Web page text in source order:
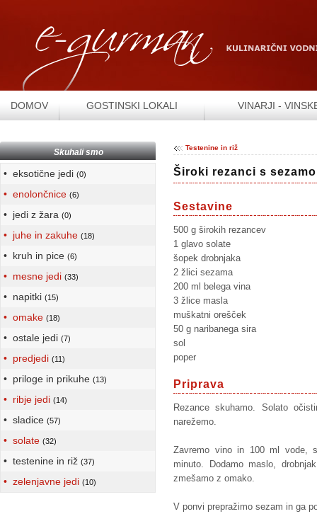
DOMOV GOSTINSKI LOKALI VINARJI -
Skuhali smo
• eksotične jedi (0)
• enolončnice (6)
• jedi z žara (0)
• juhe in zakuhe (18)
• kruh in pice (6)
• mesne jedi (33)
• napitki (15)
• omake (18)
• ostale jedi (7)
• predjedi (11)
• priloge in prikuhe (13)
• ribje jedi (14)
• sladice (57)
• solate (32)
• testenine in riž (37)
• zelenjavne jedi (10)
Testenine in riž
Široki rezanci s
Sestavine
500 g širokih rezancev
1 glavo solate
šopek drobnjaka
2 žlici sezama
200 ml belega vina
3 žlice masla
muškatni orešček
50 g naribanega sira
sol
poper
Priprava
Rezance skuhamo. Solato
narežemo.
Zavremo vino in 100 ml vode,
minuto. Dodamo maslo,
zmešamo z omako.
V ponvi prepražimo sezam in ga